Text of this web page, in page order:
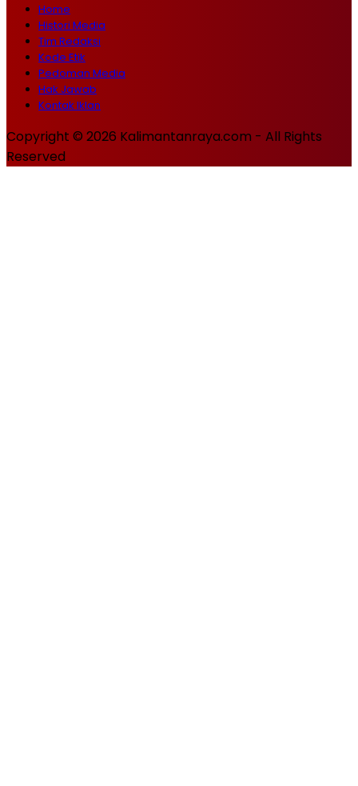
Home
Histori Media
Tim Redaksi
Kode Etik
Pedoman Media
Hak Jawab
Kontak Iklan
Copyright © 2026 Kalimantanraya.com - All Rights
Reserved